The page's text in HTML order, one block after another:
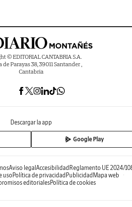
© EDITORIAL CANTABRIA S.A.
Parayas 38, 39011 Santander ,
Cantabria
Descargar la app
Google Play
Aviso legalAccesibilidadReglamento UE 2024/
usoPolítica de privacidadPublicidadMapa web
editorialesPolítica de cookies